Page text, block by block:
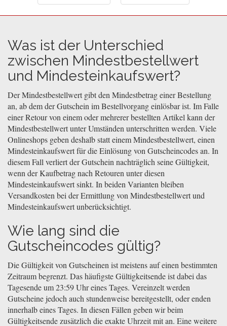
Was ist der Unterschied
zwischen Mindestbestellwert
und Mindesteinkaufswert?
Der Mindestbestellwert gibt den Mindestbetrag einer Bestellung
an, ab dem der Gutschein im Bestellvorgang einlösbar ist. Im Falle
einer Retour von einem oder mehrerer bestellten Artikel kann der
Mindestbestellwert unter Umständen unterschritten werden. Viele
Onlineshops geben deshalb statt einem Mindestbestellwert, einen
Mindesteinkaufswert für die Einlösung von Gutscheincodes an. In
diesem Fall verliert der Gutschein nachträglich seine Gültigkeit,
wenn der Kaufbetrag nach Retouren unter diesen
Mindesteinkaufswert sinkt. In beiden Varianten bleiben
Versandkosten bei der Ermittlung von Mindestbestellwert und
Mindesteinkaufswert unberücksichtigt.
Wie lang sind die
Gutscheincodes gültig?
Die Gültigkeit von Gutscheinen ist meistens auf einen bestimmten
Zeitraum begrenzt. Das häufigste Gültigkeitsende ist dabei das
Tagesende um 23:59 Uhr eines Tages. Vereinzelt werden
Gutscheine jedoch auch stundenweise bereitgestellt, oder enden
innerhalb eines Tages. In diesen Fällen geben wir beim
Gültigkeitsende zusätzlich die exakte Uhrzeit mit an. Eine weitere